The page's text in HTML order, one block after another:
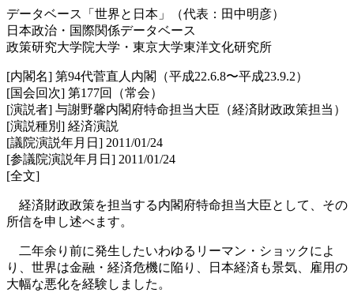
データベース「世界と日本」（代表：田中明彦）
日本政治・国際関係データベース
政策研究大学院大学・東京大学東洋文化研究所
[内閣名] 第94代菅直人内閣（平成22.6.8〜平成23.9.2）
[国会回次] 第177回（常会）
[演説者] 与謝野馨内閣府特命担当大臣（経済財政政策担当）
[演説種別] 経済演説
[議院演説年月日] 2011/01/24
[参議院演説年月日] 2011/01/24
[全文]
経済財政政策を担当する内閣府特命担当大臣として、その
所信を申し述べます。
二年余り前に発生したいわゆるリーマン・ショックによ
り、世界は金融・経済危機に陥り、日本経済も景気、雇用の
大幅な悪化を経験しました。